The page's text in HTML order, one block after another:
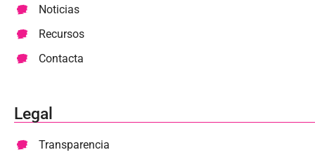
Noticias
Recursos
Contacta
Legal
Transparencia